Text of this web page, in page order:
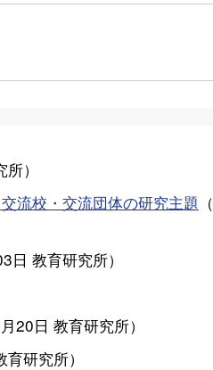
所）
流校・交流団体の研究主題 （
日 教育研究所）
20日 教育研究所）
育研究所）